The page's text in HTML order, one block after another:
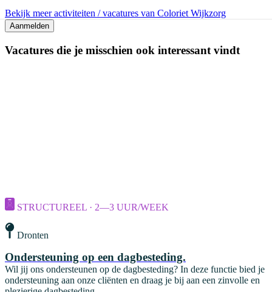
Bekijk meer activiteiten / vacatures van Coloriet Wijkzorg
Aanmelden
Vacatures die je misschien ook interessant vindt
STRUCTUREEL · 2—3 UUR/WEEK
Dronten
Ondersteuning op een dagbesteding.
Wil jij ons ondersteunen op de dagbesteding? In deze functie bied je
ondersteuning aan onze cliënten en draag je bij aan een zinvolle en